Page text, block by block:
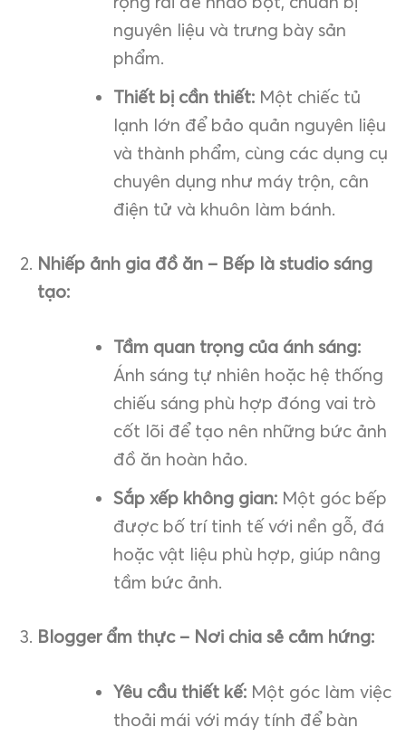
nguyên liệu và trưng bày sản
phẩm.
Thiết bị cần thiết: Một chiếc tủ
lạnh lớn để bảo quản nguyên liệu
và thành phẩm, cùng các dụng cụ
chuyên dụng như máy trộn, cân
điện tử và khuôn làm bánh.
Nhiếp ảnh gia đồ ăn – Bếp là studio sáng
tạo:
Tầm quan trọng của ánh sáng:
Ánh sáng tự nhiên hoặc hệ thống
chiếu sáng phù hợp đóng vai trò
cốt lõi để tạo nên những bức ảnh
đồ ăn hoàn hảo.
Sắp xếp không gian: Một góc bếp
được bố trí tinh tế với nền gỗ, đá
hoặc vật liệu phù hợp, giúp nâng
tầm bức ảnh.
Blogger ẩm thực – Nơi chia sẻ cảm hứng:
Yêu cầu thiết kế: Một góc làm việc
thoải mái với máy tính để bàn